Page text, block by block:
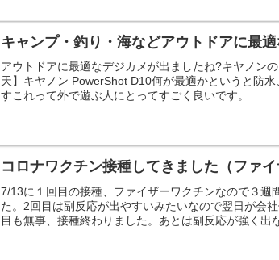
キャンプ・釣り・海などアウトドアに最
アウトドアに最適なデジカメが出ましたね?キヤノン
天】キヤノン PowerShot D10何が最適かというと防
すこれって外で遊ぶ人にとってすごく良いです。...
コロナワクチン接種してきました（ファイ
7/13に１回目の接種、ファイザーワクチンなので３週
た。2回目は副反応が出やすいみたいなので翌日が会
目も無事、接種終わりました。あとは副反応が強く出